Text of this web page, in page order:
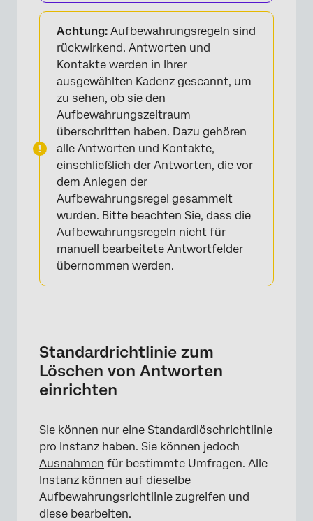
Achtung: Aufbewahrungsregeln sind
rückwirkend. Antworten und
Kontakte werden in Ihrer
ausgewählten Kadenz gescannt, um
zu sehen, ob sie den
Aufbewahrungszeitraum
überschritten haben. Dazu gehören
alle Antworten und Kontakte,
einschließlich der Antworten, die vor
dem Anlegen der
Aufbewahrungsregel gesammelt
wurden. Bitte beachten Sie, dass die
Aufbewahrungsregeln nicht für
manuell bearbeitete Antwortfelder
übernommen werden.
Standardrichtlinie zum
Löschen von Antworten
einrichten
Sie können nur eine Standardlöschrichtlinie
pro Instanz haben. Sie können jedoch
Ausnahmen für bestimmte Umfragen. Alle
Instanz können auf dieselbe
Aufbewahrungsrichtlinie zugreifen und
diese bearbeiten.